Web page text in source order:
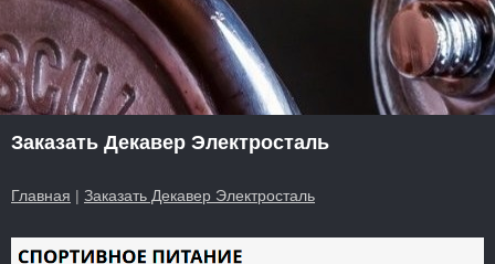
Заказать Декавер Электросталь
Главная | Заказать Декавер Электросталь